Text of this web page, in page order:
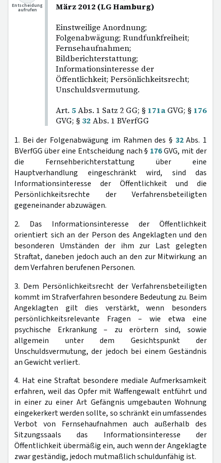
März 2012 (LG Hamburg)
Einstweilige Anordnung;
Folgenabwägung; Rundfunkfreiheit;
Fernsehaufnahmen;
Bildberichterstattung;
Informationsinteresse der
Öffentlichkeit; Persönlichkeitsrecht;
Unschuldsvermutung.
Art. 5Abs. 1 Satz 2 GG; § 171a GVG; § 176
GVG; § 32 Abs. 1 BVerfGG
Entscheidung
aufrufen
1. Bei der Folgenabwägung im Rahmen des § 32Abs. 1
BVerfGG über eine Entscheidung nach § 176GVG, mit der
die Fernsehberichterstattung über eine
Hauptverhandlung eingeschränkt wird, sind das
Informationsinteresse der Öffentlichkeit und die
Persönlichkeitsrechte der Verfahrensbeteiligten
gegeneinander abzuwägen.
2. Das Informationsinteresse der Öffentlichkeit
orientiert sich an der Person des Angeklagten und den
besonderen Umständen der ihm zur Last gelegten
Straftat, daneben jedoch auch an den zur Mitwirkung an
dem Verfahren berufenen Personen.
3. Dem Persönlichkeitsrecht der Verfahrensbeteiligten
kommt im Strafverfahren besondere Bedeutung zu. Beim
Angeklagten gilt dies verstärkt, wenn besonders
persönlichkeitsrelevante Fragen – wie etwa eine
psychische Erkrankung – zu erörtern sind, sowie
allgemein unter dem Gesichtspunkt der
Unschuldsvermutung, der jedoch bei einem Geständnis
an Gewicht verliert.
4. Hat eine Straftat besondere mediale Aufmerksamkeit
erfahren, weil das Opfer mit Waffengewalt entführt und
in einer zu einer Art Gefängnis umgebauten Wohnung
eingekerkert werden sollte, so schränkt ein umfassendes
Verbot von Fernsehaufnahmen auch außerhalb des
Sitzungssaals das Informationsinteresse der
Öffentlichkeit übermäßig ein, auch wenn der Angeklagte
zwar geständig, jedoch mutmaßlich schuldunfähig ist.